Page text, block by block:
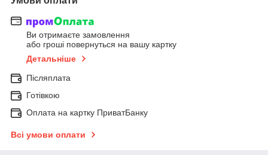
Ви отримаєте замовлення
або гроші повернуться на вашу картку
Детальніше
Післяплата
Готівкою
Оплата на картку ПриватБанку
Всі умови оплати